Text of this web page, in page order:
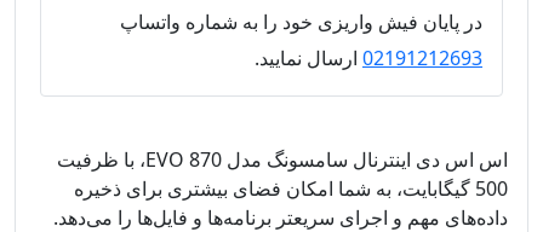
در پایان فیش واریزی خود را به شماره واتساپ
02191212693 ارسال نمایید.
اس اس دی اینترنال سامسونگ مدل EVO 870، با ظرفیت
500 گیگابایت، به شما امکان فضای بیشتری برای ذخیره
داده‌های مهم و اجرای سریعتر برنامه‌ها و فایل‌ها را می‌دهد.